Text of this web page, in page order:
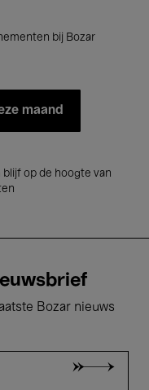
bij Bozar
maand
blijf op de hoogte van
Bozar nieuws